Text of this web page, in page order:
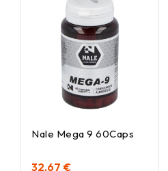
Nale Mega 9 60Caps
32,67 €